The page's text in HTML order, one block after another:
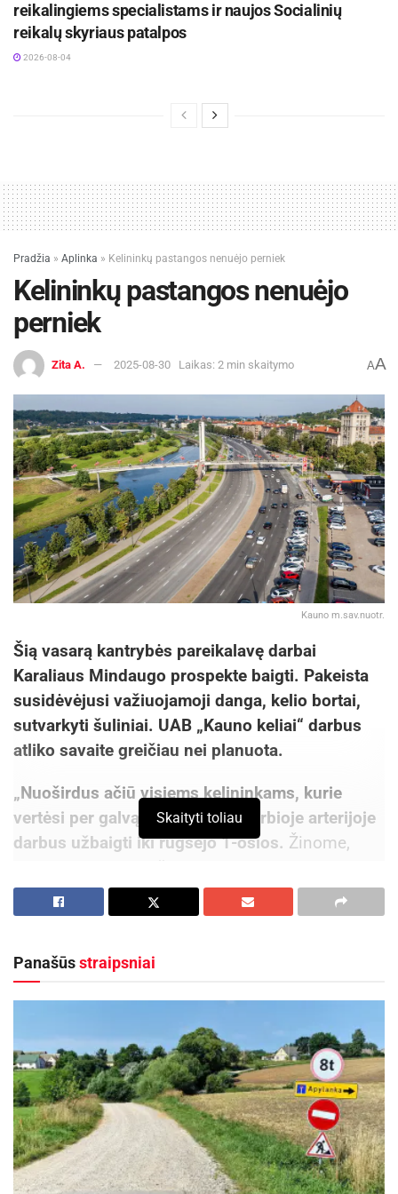
reikalingiems specialistams ir naujos Socialinių
reikalų skyriaus patalpos
2026-08-04
Pradžia » Aplinka » Kelininkų pastangos nenuėjo perniek
Kelininkų pastangos nenuėjo
perniek
Zita A. 2025-08-30 Laikas: 2 min skaitymo AA
Kauno m.sav.nuotr.
Šią vasarą kantrybės pareikalavę darbai
Karaliaus Mindaugo prospekte baigti. Pakeista
susidėvėjusi važiuojamoji danga, kelio bortai,
sutvarkyti šuliniai. UAB „Kauno keliai“ darbus
atliko savaite greičiau nei planuota.
„Nuoširdus ačiū visiems kelininkams, kurie
vertėsi per galvą ir sugebėjo svarbioje arterijoje
darbus užbaigti iki rugsėjo 1-osios. Žinome,
miestą plūsteli daug vairuotojų iš kitų miestų ir
miestelių“, – kelininkams dėkoja Kauno meras
Aktualios
Skelbiama privaloma AB „Achema“ parengta
informacija apie aukštesniojo lygio pavojingąjį
objektą
2026-08-06
Nuo rugpjūčio 10 dienos keisis eismas Panevėžio
Vakarinės gatvės atkarpoje
2026-08-06
Skaityti toliau
Panašūsstraipsniai